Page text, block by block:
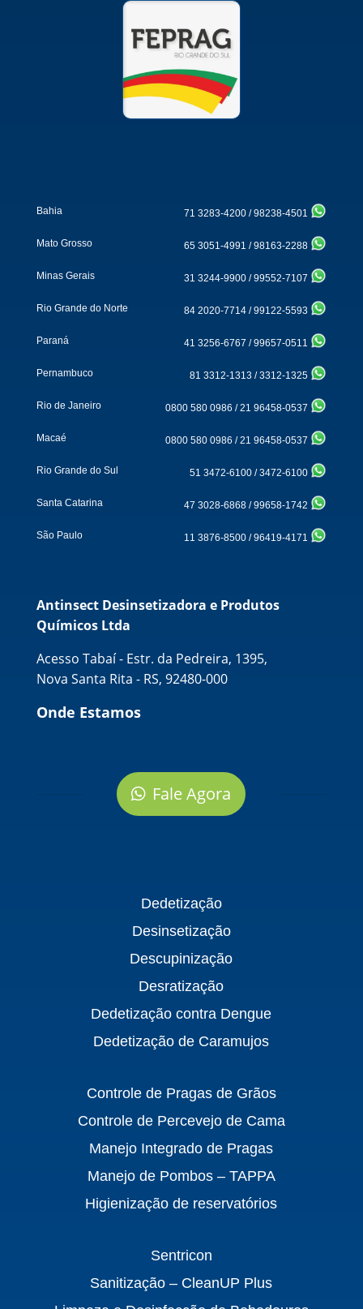
Bahia 71 3283-4200 /98238-4501
Mato Grosso 65 3051-4991 /98163-2288
Minas Gerais 31 3244-9900 /99552-7107
Rio Grande do Norte 84 2020-7714 /99122-5593
Paraná 41 3256-6767 /99657-0511
Pernambuco 81 3312-1313 /3312-1325
Rio de Janeiro 0800 580 0986 /21 96458-0537
Macaé 0800 580 0986 /21 96458-0537
Rio Grande do Sul 51 3472-6100 /3472-6100
Santa Catarina 47 3028-6868 /99658-1742
São Paulo 11 3876-8500 /96419-4171
Antinsect Desinsetizadora e Produtos
Químicos Ltda
Acesso Tabaí - Estr. da Pedreira, 1395,
Nova Santa Rita - RS, 92480-000
Onde Estamos
Fale Agora
Dedetização
Desinsetização
Descupinização
Desratização
Dedetização contra Dengue
Dedetização de Caramujos
Controle de Pragas de Grãos
Controle de Percevejo de Cama
Manejo Integrado de Pragas
Manejo de Pombos – TAPPA
Higienização de reservatórios
Sentricon
Sanitização – CleanUP Plus